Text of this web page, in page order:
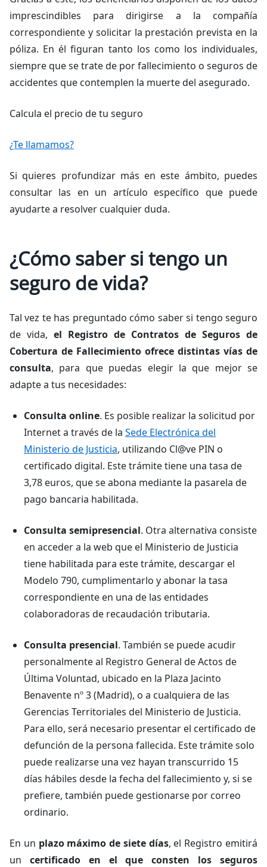
imprescindibles para dirigirse a la compañía
correspondiente y solicitar la prestación prevista en la
póliza. En él figuran tanto los como los individuales,
siempre que se trate de por fallecimiento o seguros de
accidentes que contemplen la muerte del asegurado.
Calcula el precio de tu seguro
¿Te llamamos?
Si quieres profundizar más en este ámbito, puedes
consultar las en un artículo específico que puede
ayudarte a resolver cualquier duda.
¿Cómo saber si tengo un
seguro de vida?
Tal vez te has preguntado cómo saber si tengo seguro
de vida, el Registro de Contratos de Seguros de
Cobertura de Fallecimiento ofrece distintas vías de
consulta, para que puedas elegir la que mejor se
adapte a tus necesidades:
Consulta online. Es posible realizar la solicitud por
Internet a través de la Sede Electrónica del
Ministerio de Justicia, utilizando Cl@ve PIN o
certificado digital. Este trámite tiene una tasa de
3,78 euros, que se abona mediante la pasarela de
pago bancaria habilitada.
Consulta semipresencial. Otra alternativa consiste
en acceder a la web que el Ministerio de Justicia
tiene habilitada para este trámite, descargar el
Modelo 790, cumplimentarlo y abonar la tasa
correspondiente en una de las entidades
colaboradoras de recaudación tributaria.
Consulta presencial. También se puede acudir
personalmente al Registro General de Actos de
Última Voluntad, ubicado en la Plaza Jacinto
Benavente nº 3 (Madrid), o a cualquiera de las
Gerencias Territoriales del Ministerio de Justicia.
Para ello, será necesario presentar el certificado de
defunción de la persona fallecida. Este trámite solo
puede realizarse una vez hayan transcurrido 15
días hábiles desde la fecha del fallecimiento y, si se
prefiere, también puede gestionarse por correo
ordinario.
En un plazo máximo de siete días, el Registro emitirá
un certificado en el que consten los seguros